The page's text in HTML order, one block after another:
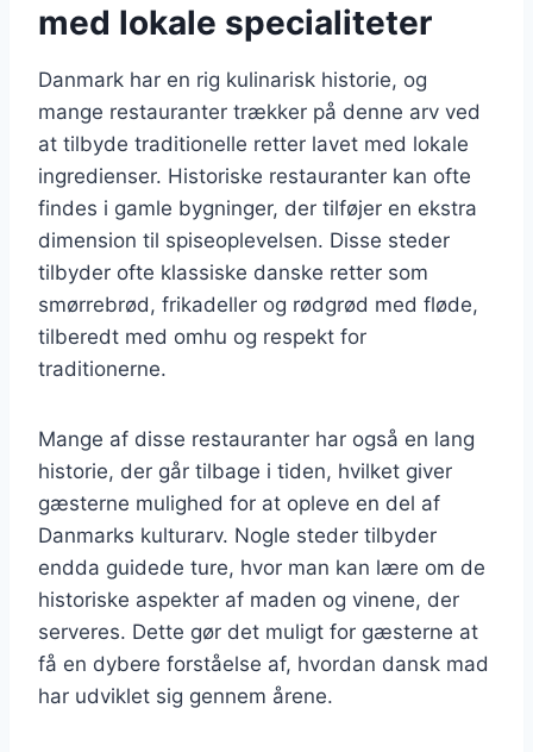
med lokale specialiteter
Danmark har en rig kulinarisk historie, og
mange restauranter trækker på denne arv ved
at tilbyde traditionelle retter lavet med lokale
ingredienser. Historiske restauranter kan ofte
findes i gamle bygninger, der tilføjer en ekstra
dimension til spiseoplevelsen. Disse steder
tilbyder ofte klassiske danske retter som
smørrebrød, frikadeller og rødgrød med fløde,
tilberedt med omhu og respekt for
traditionerne.
Mange af disse restauranter har også en lang
historie, der går tilbage i tiden, hvilket giver
gæsterne mulighed for at opleve en del af
Danmarks kulturarv. Nogle steder tilbyder
endda guidede ture, hvor man kan lære om de
historiske aspekter af maden og vinene, der
serveres. Dette gør det muligt for gæsterne at
få en dybere forståelse af, hvordan dansk mad
har udviklet sig gennem årene.